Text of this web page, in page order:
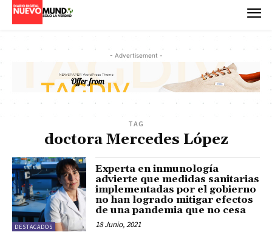
- Advertisement -
TAG
doctora Mercedes López
DESTACADOS
Experta en inmunología
advierte que medidas sanitarias
implementadas por el gobierno
no han logrado mitigar efectos
de una pandemia que no cesa
18 Junio, 2021